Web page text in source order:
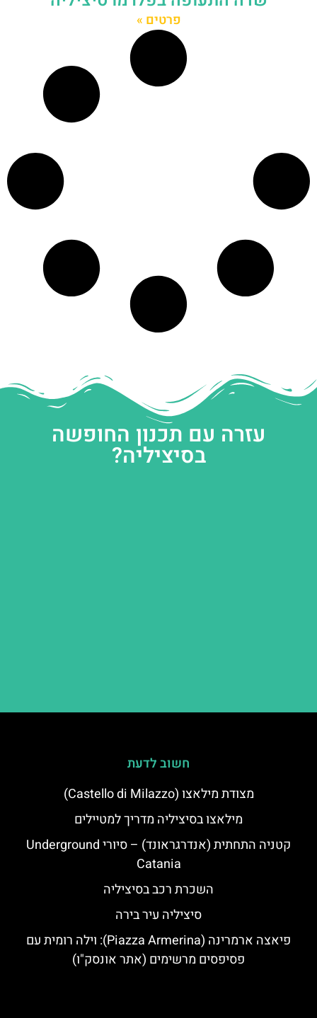
פרטים »
עזרה עם תכנון החופשה
בסיציליה?
חשוב לדעת
מצודת מילאצו (Castello di Milazzo)
מילאצו בסיציליה מדריך למטיילים
קטניה התחתית (אנדרגראונד) – סיורי Underground
Catania
השכרת רכב בסיציליה
סיציליה עיר בירה
פיאצה ארמרינה (Piazza Armerina): וילה רומית עם
פסיפסים מרשימים (אתר אונסק"ו)